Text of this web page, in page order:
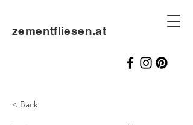
zementfliesen.at
< Back